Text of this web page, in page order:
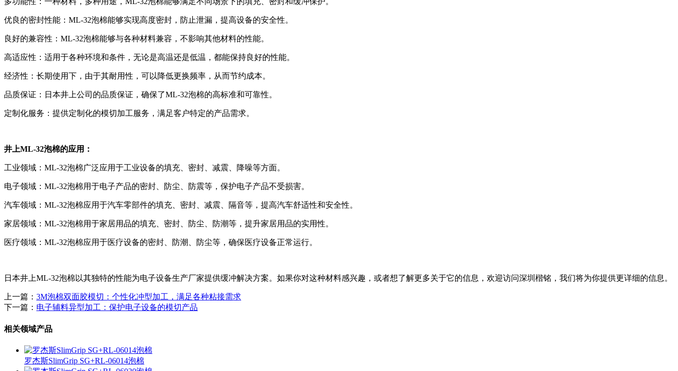
优良的密封性能：ML-32泡棉能够实现高度密封，防止泄漏，提高设备的安全性。
良好的兼容性：ML-32泡棉能够与各种材料兼容，不影响其他材料的性能。
高适应性：适用于各种环境和条件，无论是高温还是低温，都能保持良好的性能。
经济性：长期使用下，由于其耐用性，可以降低更换频率，从而节约成本。
品质保证：日本井上公司的品质保证，确保了ML-32泡棉的高标准和可靠性。
定制化服务：提供定制化的模切加工服务，满足客户特定的产品需求。
井上ML-32泡棉的应用：
工业领域：ML-32泡棉广泛应用于工业设备的填充、密封、减震、降噪等方面。
电子领域：ML-32泡棉用于电子产品的密封、防尘、防震等，保护电子产品不受损害。
汽车领域：ML-32泡棉应用于汽车零部件的填充、密封、减震、隔音等，提高汽车舒适性和安全性。
家居领域：ML-32泡棉用于家居用品的填充、密封、防尘、防潮等，提升家居用品的实用性。
医疗领域：ML-32泡棉应用于医疗设备的密封、防潮、防尘等，确保医疗设备正常运行。
日本井上ML-32泡棉以其独特的性能为电子设备生产厂家提供缓冲解决方案。如果你对这种材料感兴趣，或者想了解更多关于它的信息，欢迎访问深圳楷铭，我们将为你提供更详细的信息。
上一篇： 3M泡棉双面胶模切：个性化冲型加工，满足各种粘接需求
下一篇： ​电子辅料异型加工：保护电子设备的模切产品
相关领域产品
罗杰斯SlimGrip SG+RL-06014泡棉